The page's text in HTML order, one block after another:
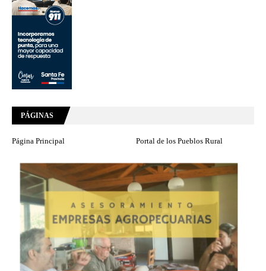
PÁGINAS
Página Principal Portal de los Pueblos Rural